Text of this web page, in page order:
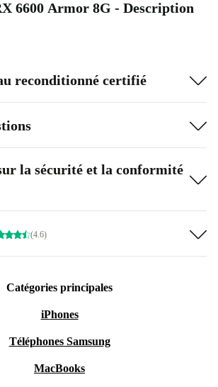
6600 Armor 8G - Description
reconditionné certifié
la sécurité et la conformité
(4.6)
Catégories principales
iPhones
Téléphones Samsung
MacBooks